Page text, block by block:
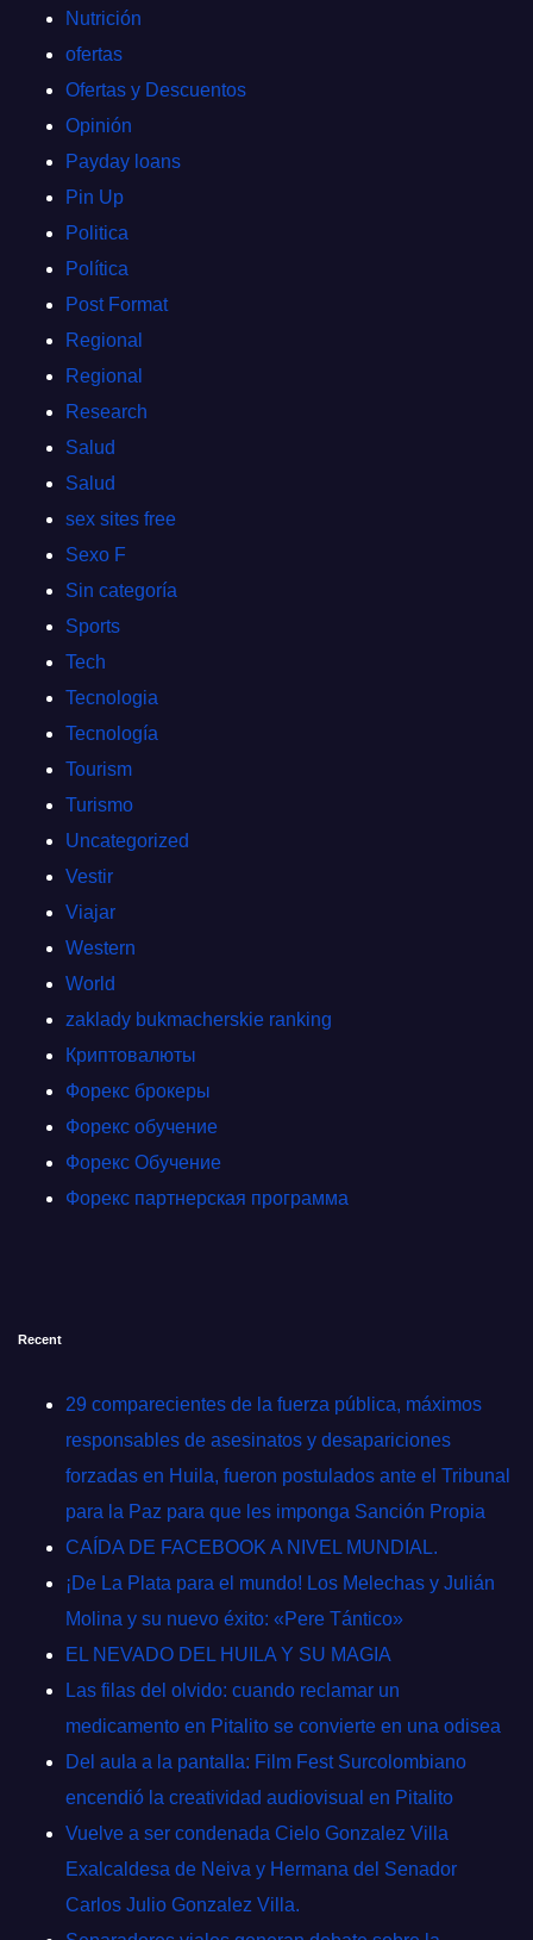
Nutrición
ofertas
Ofertas y Descuentos
Opinión
Payday loans
Pin Up
Politica
Política
Post Format
Regional
Regional
Research
Salud
Salud
sex sites free
Sexo F
Sin categoría
Sports
Tech
Tecnologia
Tecnología
Tourism
Turismo
Uncategorized
Vestir
Viajar
Western
World
zaklady bukmacherskie ranking
Криптовалюты
Форекс брокеры
Форекс обучение
Форекс Обучение
Форекс партнерская программа
Recent
29 comparecientes de la fuerza pública, máximos
responsables de asesinatos y desapariciones
forzadas en Huila, fueron postulados ante el Tribunal
para la Paz para que les imponga Sanción Propia
CAÍDA DE FACEBOOK A NIVEL MUNDIAL.
¡De La Plata para el mundo! Los Melechas y Julián
Molina y su nuevo éxito: «Pere Tántico»
EL NEVADO DEL HUILA Y SU MAGIA
Las filas del olvido: cuando reclamar un
medicamento en Pitalito se convierte en una odisea
Del aula a la pantalla: Film Fest Surcolombiano
encendió la creatividad audiovisual en Pitalito
Vuelve a ser condenada Cielo Gonzalez Villa
Exalcaldesa de Neiva y Hermana del Senador
Carlos Julio Gonzalez Villa.